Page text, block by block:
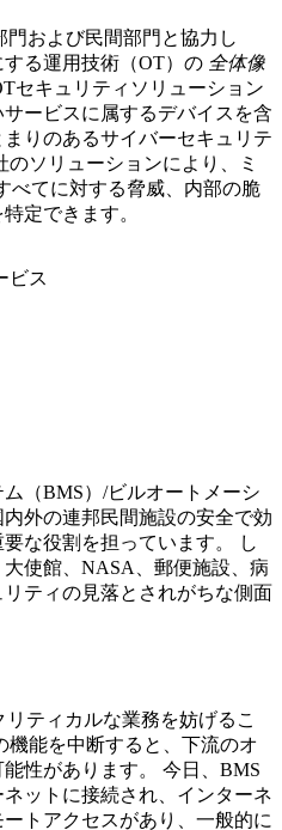
門および民間部門と協力し
る運用技術（OT）の 全体像
セキュリティソリューション
ービスに属するデバイスを含
りのあるサイバーセキュリテ
ソリューションにより、ミ
べてに対する脅威、内部の脆
定できます。
ビス
（BMS）/ビルオートメーシ
外の連邦民間施設の安全で効
な役割を担っています。 し
使館、NASA、郵便施設、病
ティの見落とされがちな側面
ティカルな業務を妨げるこ
機能を中断すると、下流のオ
性があります。 今日、BMS
ットに接続され、インターネ
トアクセスがあり、一般的に